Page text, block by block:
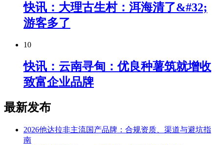
快讯：大理古生村：洱海清了&#32;
游客多了
10
快讯：云南寻甸：优良种薯筑就增收
致富企业品牌
最新发布
2026他达拉非主流国产品牌：合规资质、渠道与避坑指
南